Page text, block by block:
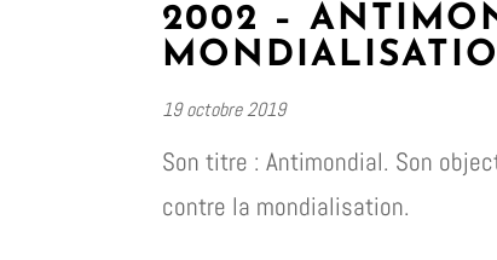
2002 –
19 octobre 2019
Son titre : Antimondial. Son
contre la mondialisation.